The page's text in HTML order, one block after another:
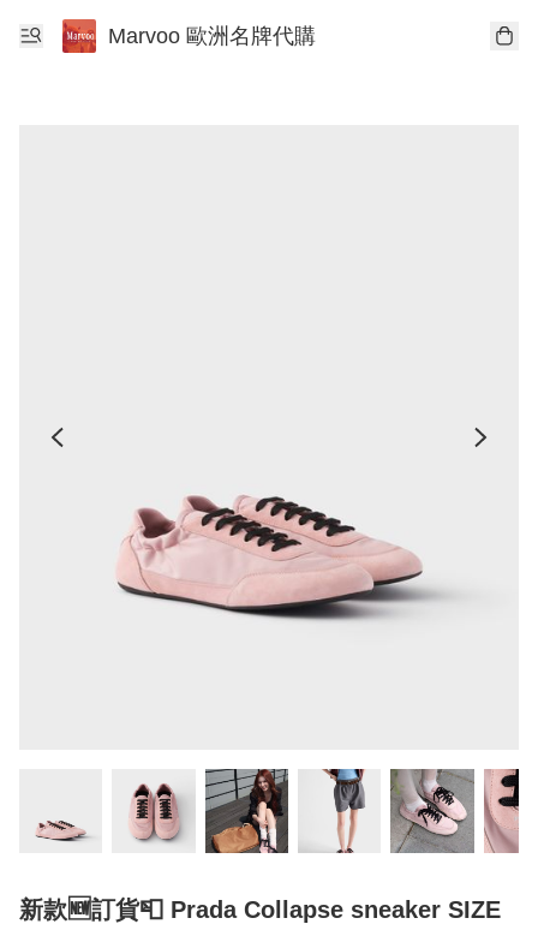
Marvoo 歐洲名牌代購
新款🆕訂貨📮 Prada Collapse sneaker SIZE